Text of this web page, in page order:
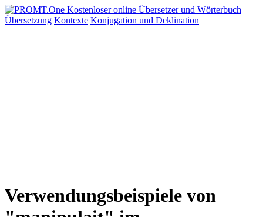
Übersetzung Kontexte Konjugation und Deklination
Verwendungsbeispiele von